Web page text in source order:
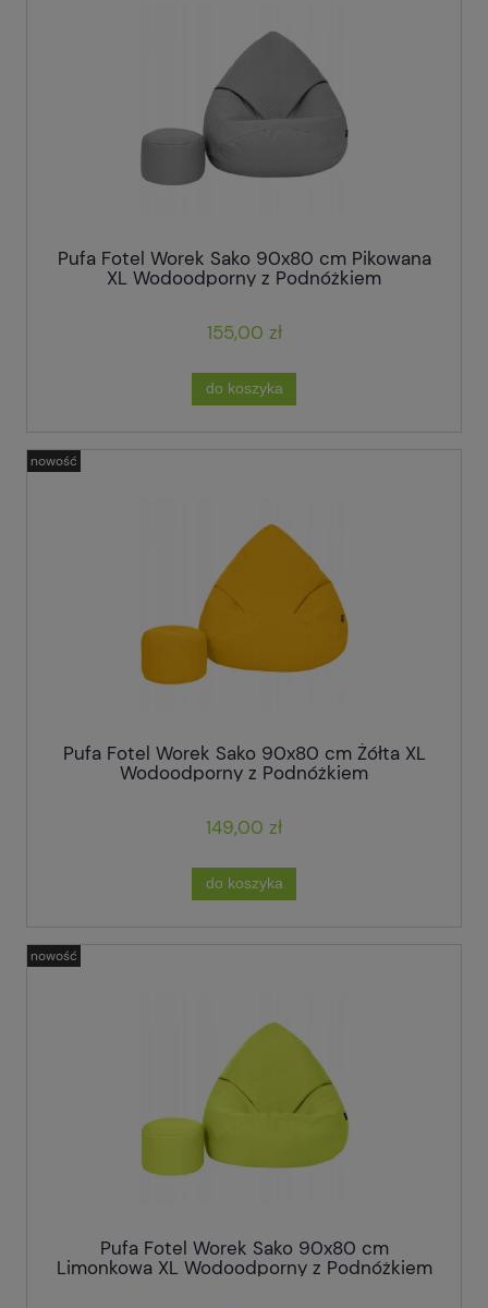
Pufa Fotel Worek Sako 90x80 cm Pikowana
XL Wodoodporny z Podnóżkiem
155,00 zł
do koszyka
Pufa Fotel Worek Sako 90x80 cm Żółta XL
Wodoodporny z Podnóżkiem
149,00 zł
do koszyka
nowość
Pufa Fotel Worek Sako 90x80 cm
Limonkowa XL Wodoodporny z Podnóżkiem
nowość